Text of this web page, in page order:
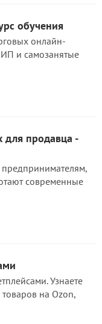
обучения
онлайн-
и самозанятые
для продавца -
современные
Узнаете
на Ozon,